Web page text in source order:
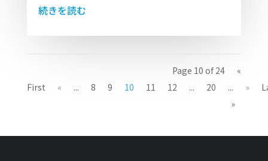
続きを読む
Page 10 of 24
«
First
« ... 8 9 10 11 12 ... 20 ... »
»